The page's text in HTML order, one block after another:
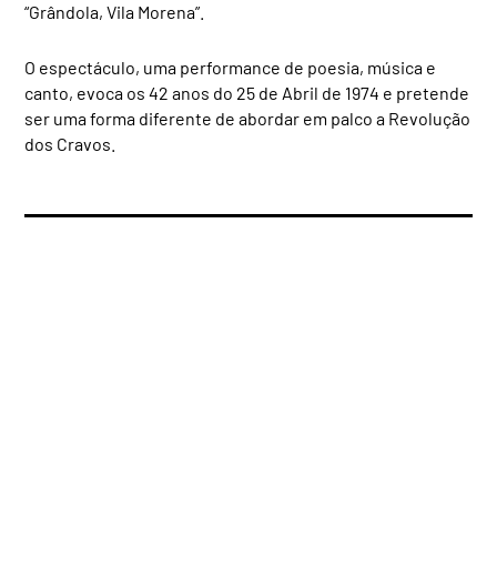
“Grândola, Vila Morena”.
O espectáculo, uma performance de poesia, música e
canto, evoca os 42 anos do 25 de Abril de 1974 e pretende
ser uma forma diferente de abordar em palco a Revolução
dos Cravos.